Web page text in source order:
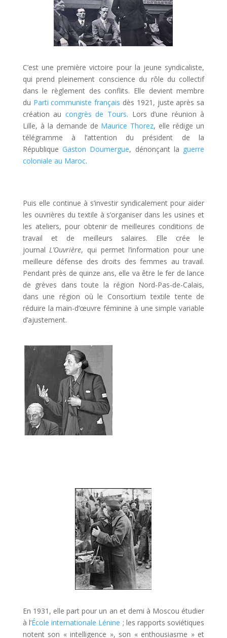
C’est une première victoire pour la jeune syndicaliste,
qui prend pleinement conscience du rôle du collectif
dans le règlement des conflits. Elle devient membre
du Parti communiste français dès 1921, juste après sa
création au congrès de Tours. Lors d’une réunion à
Lille, à la demande de Maurice Thorez, elle rédige un
télégramme à l’attention du président de la
RépubliqueGaston Doumergue, dénonçant la guerre
coloniale au Maroc.
Puis elle continue à s’investir syndicalement pour aider
les ouvrières du textile à s’organiser dans les usines et
les ateliers, pour obtenir de meilleures conditions de
travail et de meilleurs salaires. Elle crée le
journalL’Ouvrière, qui permet l’information pour une
meilleure défense des droits des femmes au travail.
Pendant près de quinze ans, elle va être le fer de lance
de grèves dans toute la région Nord-Pas-de-Calais,
dans une région où le Consortium textile tente de
réduire la main-d’œuvre féminine à une simple variable
d’ajustement.
En 1931, elle part pour un an et demi à Moscou étudier
à l’École internationale Lénine ; les rapports soviétiques
notent son « intelligence », son « enthousiasme » et